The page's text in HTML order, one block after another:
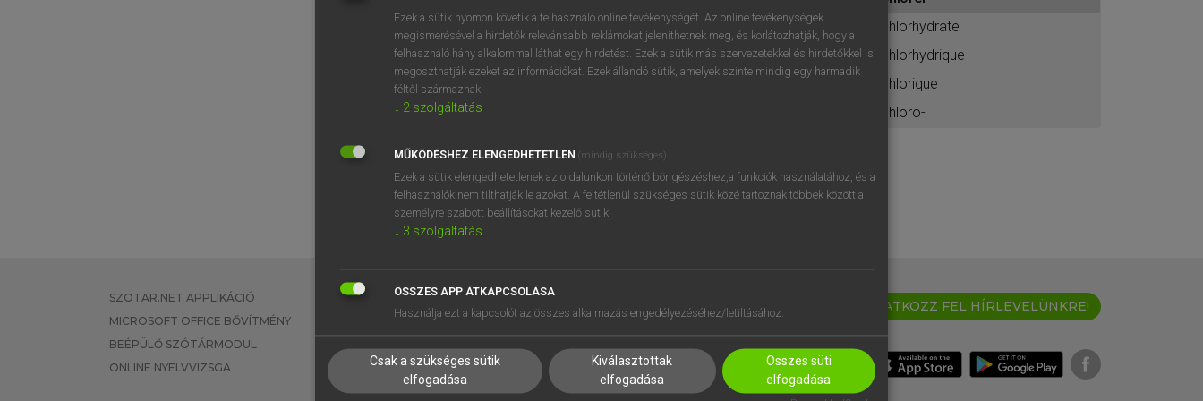
BELÉPÉS
próbaverziójának elindításához
regisztrálok ésbelépek.
REGISZTRÁCIÓ
chlorhydrate
chlorhydrique
chlorique
chloro-
SZOTAR.NET APPLIKÁCIÓ
MICROSOFT OFFICE BŐVÍTMÉNY
BEÉPÜLŐ SZÓTÁRMODUL
ONLINE NYELVVIZSGA
EGYÉNI FELHASZNÁLÓKNAK
TANULÓKNAK
VÁLLALATI MEGOLDÁSOK
SÚGÓ
RÓLUNK
SÜTI BEÁLLÍTÁSOK
IRATKOZZ FEL HÍRLEVELÜNKRE!
Ezek a sütik nyomon követik a felhasználó online tevékenységét. Az online tevékenységek
megismerésével a hirdetők relevánsabb reklámokat jeleníthetnek meg, és korlátozhatják, hogy a
felhasználó hány alkalommal láthat egy hirdetést. Ezek a sütik más szervezetekkel és hirdetőkkel is
megoszthatják ezeket az információkat. Ezek állandó sütik, amelyek szinte mindig egy harmadik
féltől származnak.
↓ 2 szolgáltatás
MŰKÖDÉSHEZ ELENGEDHETETLEN (mindig szükséges)
Ezek a sütik elengedhetetlenek az oldalunkon történő böngészéshez,a funkciók használatához, és a
felhasználók nem tilthatják le azokat. A feltétlenül szükséges sütik közé tartoznak többek között a
személyre szabott beállításokat kezelő sütik.
↓ 3 szolgáltatás
ÖSSZES APP ÁTKAPCSOLÁSA
Használja ezt a kapcsolót az összes alkalmazás engedélyezéséhez/letiltásához.
Csak a szükséges sütik
elfogadása
Kiválasztottak
elfogadása
Összes süti
elfogadása